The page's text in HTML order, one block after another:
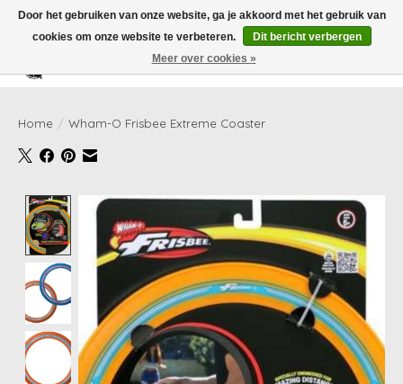
Verlanglijst
Home / Wham-O Frisbee Extreme Coaster
Product image slideshow Items
Door het gebruiken van onze website, ga je akkoord met het gebruik van
cookies om onze website te verbeteren.
Dit bericht verbergen
Meer over cookies »